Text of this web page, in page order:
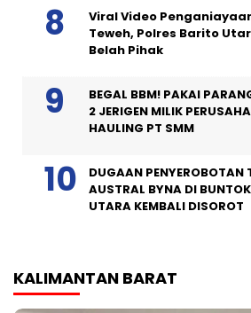
Viral Video
Teweh, Polres Barito
Belah Pihak
BEGAL BBM! PAKAI
2 JERIGEN MILIK
HAULING PT SMM
DUGAAN PENYEROBOTAN
AUSTRAL BYNA DI
UTARA KEMBALI DISOROT
KALIMANTAN BARAT